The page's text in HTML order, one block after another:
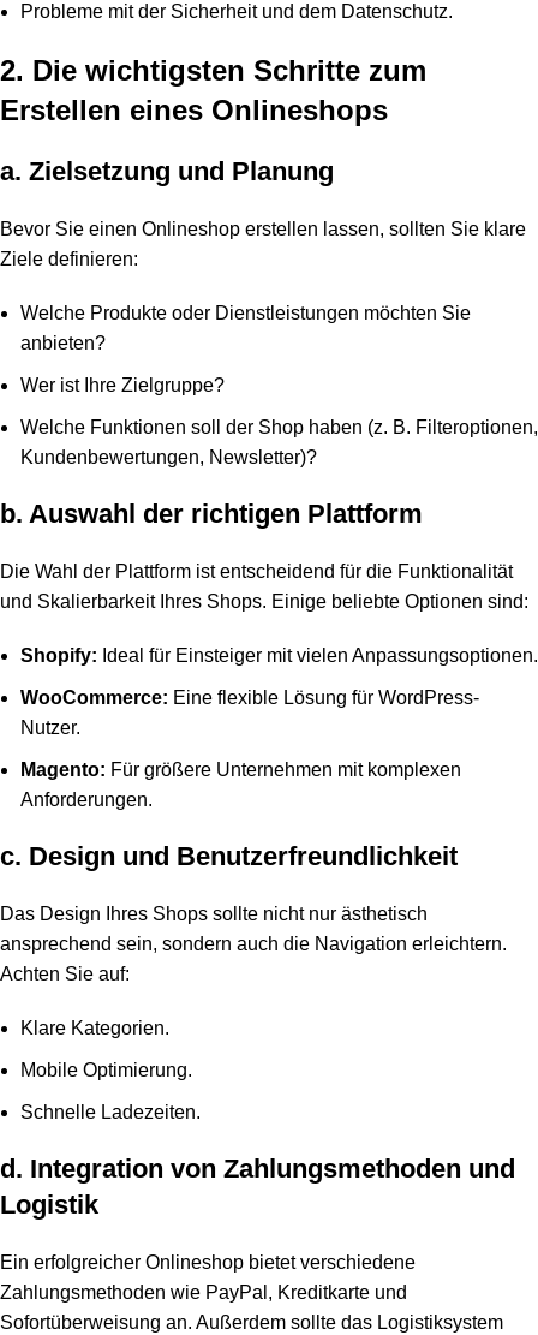
Probleme mit der Sicherheit und dem Datenschutz.
2. Die wichtigsten Schritte zum
Erstellen eines Onlineshops
a. Zielsetzung und Planung
Bevor Sie einen Onlineshop erstellen lassen, sollten Sie klare
Ziele definieren:
Welche Produkte oder Dienstleistungen möchten Sie
anbieten?
Wer ist Ihre Zielgruppe?
Welche Funktionen soll der Shop haben (z. B. Filteroptionen,
Kundenbewertungen, Newsletter)?
b. Auswahl der richtigen Plattform
Die Wahl der Plattform ist entscheidend für die Funktionalität
und Skalierbarkeit Ihres Shops. Einige beliebte Optionen sind:
Shopify: Ideal für Einsteiger mit vielen Anpassungsoptionen.
WooCommerce: Eine flexible Lösung für WordPress-
Nutzer.
Magento: Für größere Unternehmen mit komplexen
Anforderungen.
c. Design und Benutzerfreundlichkeit
Das Design Ihres Shops sollte nicht nur ästhetisch
ansprechend sein, sondern auch die Navigation erleichtern.
Achten Sie auf:
Klare Kategorien.
Mobile Optimierung.
Schnelle Ladezeiten.
d. Integration von Zahlungsmethoden und
Logistik
Ein erfolgreicher Onlineshop bietet verschiedene
Zahlungsmethoden wie PayPal, Kreditkarte und
Sofortüberweisung an. Außerdem sollte das Logistiksystem